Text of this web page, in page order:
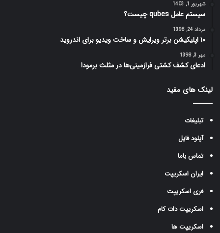
شهریور 1, 1403
سیستم عامل qubes چیست؟
مرداد 24, 1398
۱۰ اپلیکیشن برتر ویرایش و ساخت ویدیو برای اندروید
مهر 3, 1398
ادعای کشف کشتی فرازمینی‌ها در مثلث برمودا
لینک های مفید
تبلیغات
آپلود فایل
تماس باما
ایران اسکریپت
فری اسکریپت
اسکریپت دات کام
اسکریپت ها